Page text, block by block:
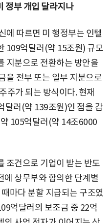
부 개입 달라지나
에 따르면 미 행정부는 인텔
109억달러(약 15조원) 규모
지분으로 전환하는 방안을
을 전부 또는 일부 지분으로
주가 되는 방식이다. 현재
달러(약 139조원)인 점을 감
105억달러(약 14조6000
조건으로 기업이 받는 반도
에 상무부와 합의한 단계별
마다 분할 지급되는 구조였
억달러의 보조금 중 22억